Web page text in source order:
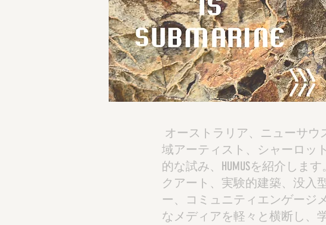
オーストラリア、ニューサ
域アーティスト、シャーロッ
的な試み、HUMUSを紹介しま
クアート、実験的建築、没入
ー、コミュニティエンゲージ
なメディアを軽々と横断し、